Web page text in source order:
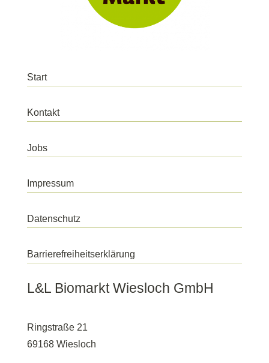
Start
Kontakt
Jobs
Impressum
Datenschutz
Barrierefreiheitserklärung
L&L Biomarkt Wiesloch GmbH
Ringstraße 21
69168 Wiesloch